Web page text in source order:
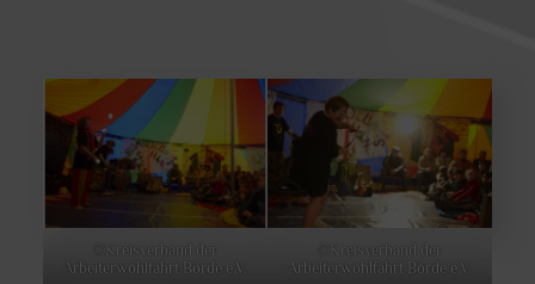
©Kreisverband der
Arbeiterwohlfahrt Börde e.V.
©Kreisverband der
Arbeiterwohlfahrt Börde e.V.